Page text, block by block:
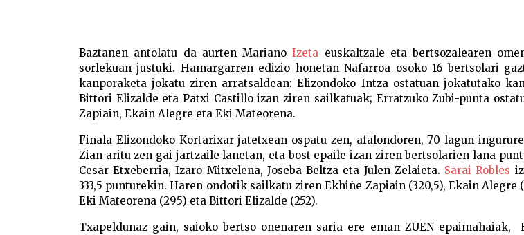
Baztanen antolatu da aurten MarianoIzeta euskaltzale eta bertsozalearen
sorlekuan justuki. Hamargarren edizio honetan Nafarroa osoko 16 bertsolari
kanporaketa jokatu ziren arratsaldean: Elizondoko Intza ostatuan jokatutako
Bittori Elizalde eta Patxi Castillo izan ziren sailkatuak; Erratzuko Zubi-punta
Zapiain, Ekain Alegre eta Eki Mateorena.
Finala Elizondoko Kortarixar jatetxean ospatu zen, afalondoren, 70 lagun
Zian aritu zen gai jartzaile lanetan, eta bost epaile izan ziren bertsolarien lana
Cesar Etxeberria, Izaro Mitxelena, Joseba Beltza eta Julen Zelaieta. Sarai Robles
333,5 punturekin. Haren ondotik sailkatu ziren Ekhiñe Zapiain (320,5), Ekain Alegre
Eki Mateorena (295) eta Bittori Elizalde (252).
Txapeldunaz gain, saioko bertso onenaren saria ere eman ZUEN epaimahaiak,